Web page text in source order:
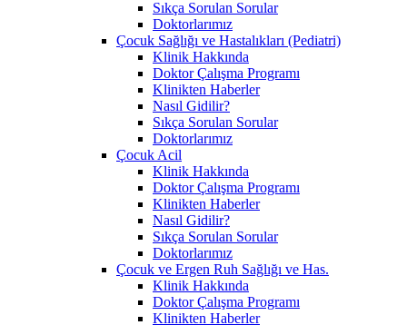
Sıkça Sorulan Sorular
Doktorlarımız
Çocuk Sağlığı ve Hastalıkları (Pediatri)
Klinik Hakkında
Doktor Çalışma Programı
Klinikten Haberler
Nasıl Gidilir?
Sıkça Sorulan Sorular
Doktorlarımız
Çocuk Acil
Klinik Hakkında
Doktor Çalışma Programı
Klinikten Haberler
Nasıl Gidilir?
Sıkça Sorulan Sorular
Doktorlarımız
Çocuk ve Ergen Ruh Sağlığı ve Has.
Klinik Hakkında
Doktor Çalışma Programı
Klinikten Haberler